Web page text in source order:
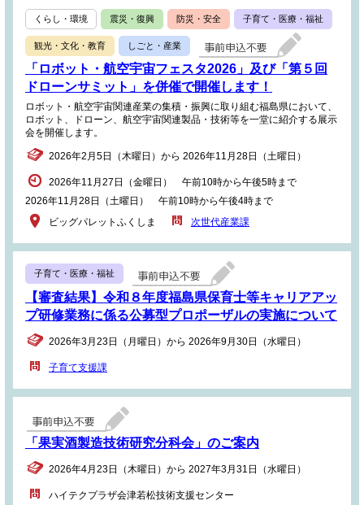
くらし・環境 震災・復興 防災・安全 子育て・医療・福祉
観光・文化・教育 しごと・産業
「ロボット・航空宇宙フェスタ2026」及び「第５回
ドローンサミット」を併催で開催します！
ロボット・航空宇宙関連産業の集積・振興に取り組む福島県において、
ロボット、ドローン、航空宇宙関連製品・技術等を一堂に紹介する展示
会を開催します。
2026年2月5日（木曜日）から 2026年11月28日（土曜日）
2026年11月27日（金曜日） 午前10時から午後5時まで
2026年11月28日（土曜日） 午前10時から午後4時まで
ビッグパレットふくしま
次世代産業課
子育て・医療・福祉
【審査結果】令和８年度福島県保育士等キャリアアッ
プ研修業務に係る公募型プロポーザルの実施について
2026年3月23日（月曜日）から 2026年9月30日（水曜日）
子育て支援課
「果実酒製造技術研究分科会」のご案内
2026年4月23日（木曜日）から 2027年3月31日（水曜日）
ハイテクプラザ会津若松技術支援センター